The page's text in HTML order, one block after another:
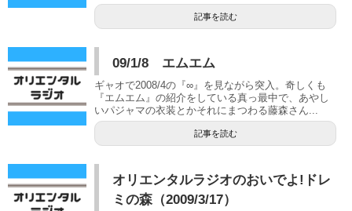
記事を読む
09/1/8 エムエム
ギャオで2008/4の『∞』を見ながら突入。奇しくも
『エムエム』の紹介をしている真っ最中で、あやし
いパジャマの衣装とかそれにまつわる藤森さん...
記事を読む
オリエンタルラジオのおいでよ!ドレ
ミの森（2009/3/17）